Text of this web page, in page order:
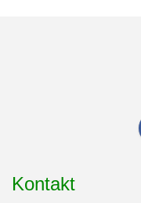
Kontakt